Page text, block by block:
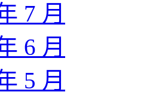
7 月
6 月
5 月